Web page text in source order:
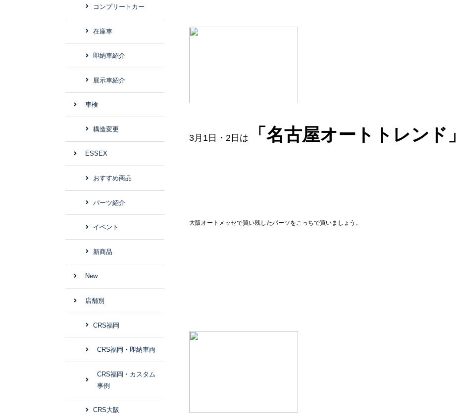
3月1日・2日は 「名古屋オートトレンド」
大阪オートメッセで買い残したパーツをこっちで買いましょう。
コンプリートカー
在庫車
即納車紹介
展示車紹介
車検
構造変更
ESSEX
おすすめ商品
パーツ紹介
イベント
新商品
New
店舗別
CRS福岡
CRS福岡・即納車両
CRS福岡・カスタム
事例
CRS大阪